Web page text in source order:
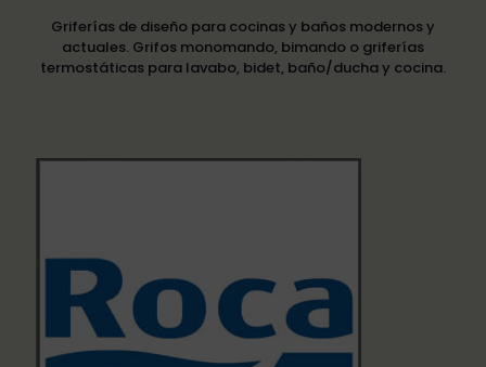
Griferías de diseño para cocinas y baños modernos y
actuales. Grifos monomando, bimando o griferías
termostáticas para lavabo, bidet, baño/ducha y cocina.